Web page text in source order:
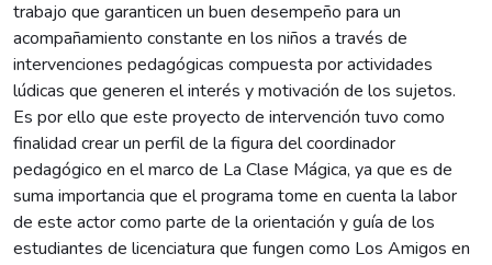
trabajo que garanticen un buen desempeño para un
acompañamiento constante en los niños a través de
intervenciones pedagógicas compuesta por actividades
lúdicas que generen el interés y motivación de los sujetos.
Es por ello que este proyecto de intervención tuvo como
finalidad crear un perfil de la figura del coordinador
pedagógico en el marco de La Clase Mágica, ya que es de
suma importancia que el programa tome en cuenta la labor
de este actor como parte de la orientación y guía de los
estudiantes de licenciatura que fungen como Los Amigos en